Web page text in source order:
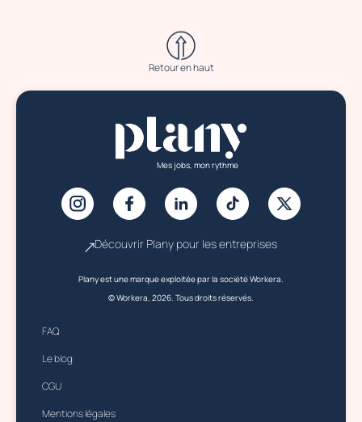
Retour en haut
Mes jobs, mon rythme
Découvrir Plany pour les entreprises
Plany est une marque exploitée par la société Workera.
© Workera, 2026. Tous droits réservés.
FAQ
Le blog
CGU
Mentions légales